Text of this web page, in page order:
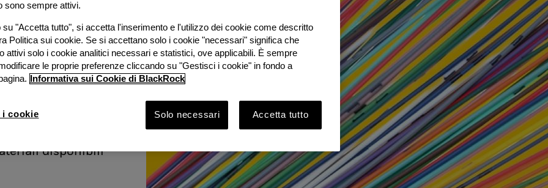
2026 con
e
disponibili
sono sempre attivi.
su "Accetta tutto", si accetta l'inserimento e l'utilizzo dei cookie come descritto
Politica sui cookie. Se si accettano solo i cookie "necessari" significa che
attivi solo i cookie analitici necessari e statistici, ove applicabili. È sempre
le proprie preferenze cliccando su "Gestisci i cookie" in fondo a
Informativa sui Cookie di BlackRock
Solo necessari Accetta tutto
cookie